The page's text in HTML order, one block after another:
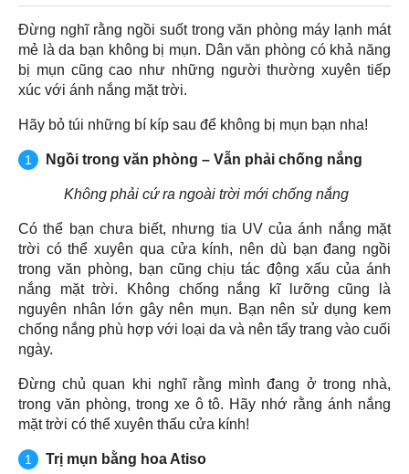
Đừng nghĩ rằng ngồi suốt trong văn phòng máy lạnh mát
mẻ là da bạn không bị mụn. Dân văn phòng có khả năng
bị mụn cũng cao như những người thường xuyên tiếp
xúc với ánh nắng mặt trời.
Hãy bỏ túi những bí kíp sau để không bị mụn bạn nha!
Ngồi trong văn phòng – Vẫn phải chống nắng
Không phải cứ ra ngoài trời mới chống nắng
Có thể bạn chưa biết, nhưng tia UV của ánh nắng mặt
trời có thể xuyên qua cửa kính, nên dù bạn đang ngồi
trong văn phòng, bạn cũng chịu tác động xấu của ánh
nắng mặt trời. Không chống nắng kĩ lưỡng cũng là
nguyên nhân lớn gây nên mụn. Bạn nên sử dụng kem
chống nắng phù hợp với loại da và nên tẩy trang vào cuối
ngày.
Đừng chủ quan khi nghĩ rằng mình đang ở trong nhà,
trong văn phòng, trong xe ô tô. Hãy nhớ rằng ánh nắng
mặt trời có thể xuyên thấu cửa kính!
Trị mụn bằng hoa Atiso